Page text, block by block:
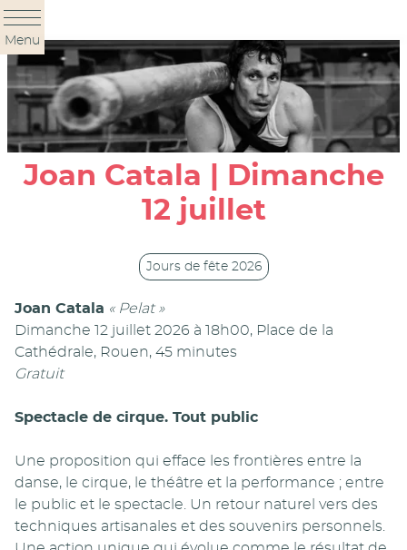
Panneau de gestion des cookies
Menu
Joan Catala | Dimanche
12 juillet
Jours de fête 2026
Joan Catala « Pelat »
Dimanche 12 juillet 2026 à 18h00, Place de la
Cathédrale, Rouen, 45 minutes
Gratuit
Spectacle de cirque. Tout public
Une proposition qui efface les frontières entre la
danse, le cirque, le théâtre et la performance ; entre
le public et le spectacle. Un retour naturel vers des
techniques artisanales et des souvenirs personnels.